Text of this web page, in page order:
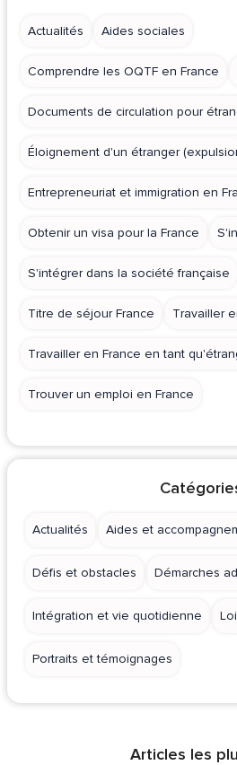
Actualités Aides sociales
Comprendre les OQTF en France
Documents de circulation pour
Éloignement d'un étranger
Entrepreneuriat et immigration en
Obtenir un visa pour la France
S'intégrer dans la société française
Titre de séjour France Travailler
Travailler en France en tant
Trouver un emploi en France
Actualités Aides et
Défis et obstacles Démarches
Intégration et vie quotidienne
Portraits et témoignages
Articles les